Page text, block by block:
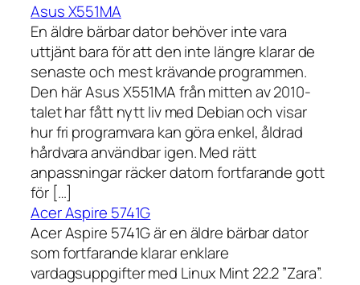
Asus X551MA
En äldre bärbar dator behöver inte vara
uttjänt bara för att den inte längre klarar de
senaste och mest krävande programmen.
Den här Asus X551MA från mitten av 2010-
talet har fått nytt liv med Debian och visar
hur fri programvara kan göra enkel, åldrad
hårdvara användbar igen. Med rätt
anpassningar räcker datorn fortfarande gott
för […]
Acer Aspire 5741G
Acer Aspire 5741G är en äldre bärbar dator
som fortfarande klarar enklare
vardagsuppgifter med Linux Mint 22.2 ”Zara”.